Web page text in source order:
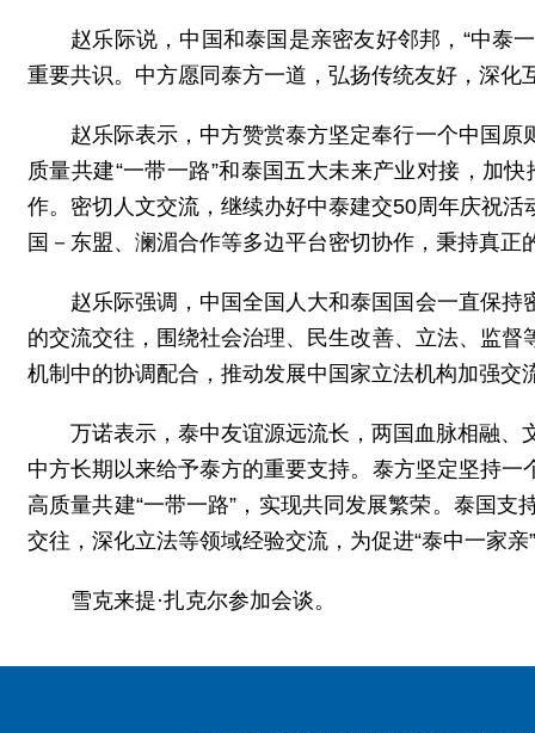
赵乐际说，中国和泰国是亲密友好邻邦，“中泰
重要共识。中方愿同泰方一道，弘扬传统友好，深
赵乐际表示，中方赞赏泰方坚定奉行一个中国
质量共建“一带一路”和泰国五大未来产业对接，加
作。密切人文交流，继续办好中泰建交50周年庆祝
国－东盟、澜湄合作等多边平台密切协作，秉持真
赵乐际强调，中国全国人大和泰国国会一直保
的交流交往，围绕社会治理、民生改善、立法、监
机制中的协调配合，推动发展中国家立法机构加强交
万诺表示，泰中友谊源远流长，两国血脉相融
中方长期以来给予泰方的重要支持。泰方坚定坚持
高质量共建“一带一路”，实现共同发展繁荣。泰国
交往，深化立法等领域经验交流，为促进“泰中一家
雪克来提·扎克尔参加会谈。